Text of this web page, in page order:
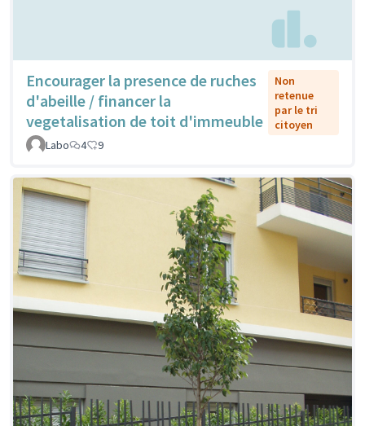
Encourager la presence de ruches
d'abeille / financer la
vegetalisation de toit d'immeuble
Non
retenue
par le tri
citoyen
Labo
4 9